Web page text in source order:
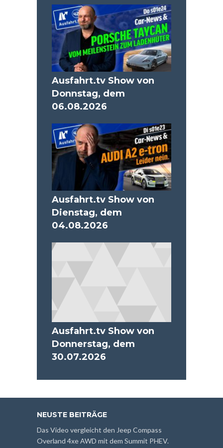
Ausfahrt.tv Show von
Donnstag, dem
06.08.2026
Ausfahrt.tv Show von
Dienstag, dem
04.08.2026
Ausfahrt.tv Show von
Donnerstag, dem
30.07.2026
NEUSTE BEITRÄGE
Das Video vergleicht den Jeep Compass
Overland 4xe AWD mit dem Summit PHEV.